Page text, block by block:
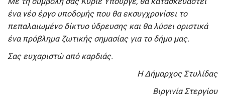
ένα νέο έργο υποδομής που θα εκσυγχρονίσει το
πεπαλαιωμένο δίκτυο ύδρευσης και θα λύσει οριστικά
ένα πρόβλημα ζωτικής σημασίας για το δήμο μας.
Σας ευχαριστώ από καρδιάς.
Η Δήμαρχος Στυλίδας
Βιργινία Στεργίου